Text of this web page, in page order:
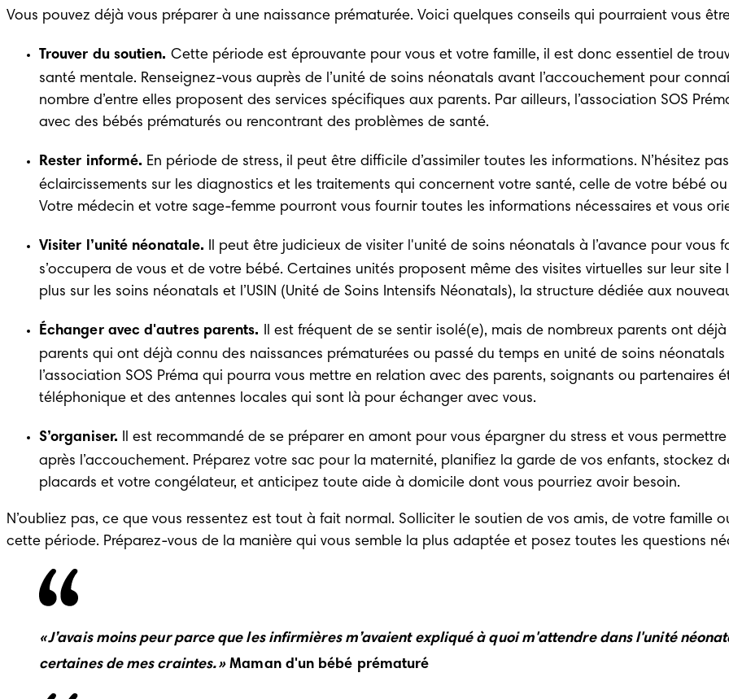
Vous pouvez déjà vous préparer à une naissance prématurée. Voici quelques conseils qui pourraient vous
Trouver du soutien. Cette période est éprouvante pour vous et votre famille, il est donc essentiel de
santé mentale. Renseignez-vous auprès de l’unité de soins néonatals avant l’accouchement pour
nombre d’entre elles proposent des services spécifiques aux parents. Par ailleurs, l’association SOS
avec des bébés prématurés ou rencontrant des problèmes de santé.
Rester informé. En période de stress, il peut être difficile d’assimiler toutes les informations. N’hésitez
éclaircissements sur les diagnostics et les traitements qui concernent votre santé, celle de votre bébé
Votre médecin et votre sage-femme pourront vous fournir toutes les informations nécessaires et vous
Visiter l’unité néonatale. Il peut être judicieux de visiter l'unité de soins néonatals à l’avance pour vous
s’occupera de vous et de votre bébé. Certaines unités proposent même des visites virtuelles sur leur
plus sur les soins néonatals et l’USIN (Unité de Soins Intensifs Néonatals), la structure dédiée aux
Échanger avec d'autres parents. Il est fréquent de se sentir isolé(e), mais de nombreux parents ont
parents qui ont déjà connu des naissances prématurées ou passé du temps en unité de soins
l’association SOS Préma qui pourra vous mettre en relation avec des parents, soignants ou partenaires
téléphonique et des antennes locales qui sont là pour échanger avec vous.
S’organiser. Il est recommandé de se préparer en amont pour vous épargner du stress et vous
après l’accouchement. Préparez votre sac pour la maternité, planifiez la garde de vos enfants, stockez
placards et votre congélateur, et anticipez toute aide à domicile dont vous pourriez avoir besoin.
N’oubliez pas, ce que vous ressentez est tout à fait normal. Solliciter le soutien de vos amis, de votre
cette période. Préparez-vous de la manière qui vous semble la plus adaptée et posez toutes les questions
« J’avais moins peur parce que les infirmières m’avaient expliqué à quoi m'attendre dans l'unité
certaines de mes craintes. » Maman d'un bébé prématuré